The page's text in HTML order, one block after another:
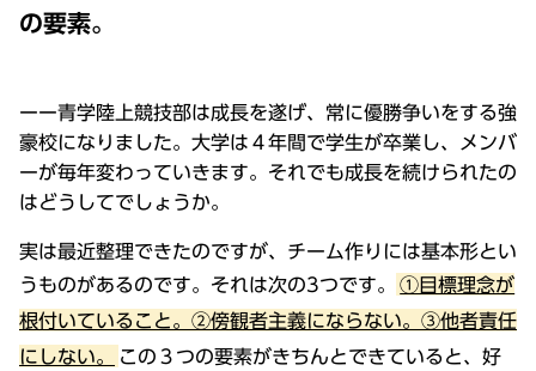
の要素。
ーー青学陸上競技部は成長を遂げ、常に優勝争いをする強
豪校になりました。大学は４年間で学生が卒業し、メンバ
ーが毎年変わっていきます。それでも成長を続けられたの
はどうしてでしょうか。
実は最近整理できたのですが、チーム作りには基本形とい
うものがあるのです。それは次の3つです。
①目標理念が
根付いていること。②傍観者主義にならない。③他者責任
にしない。
この３つの要素がきちんとできていると、好